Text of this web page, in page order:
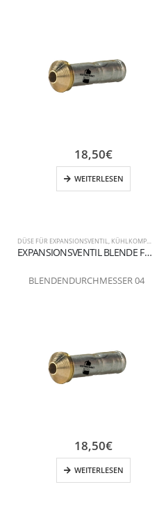
DÜSE FÜR EXPANSIONSVENTIL, KÜHLKOMPONENTEN
EXPANSIONSVENTIL BLENDE FLANSCHANSCHLUSS 04
BLENDENDURCHMESSER 04
18,50€
WEITERLESEN
18,50€
WEITERLESEN